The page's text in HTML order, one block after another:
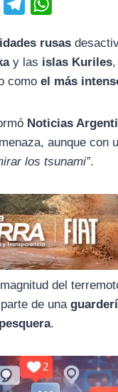
l
e
g
a
t
s
rusas
y las islas Kuriles
comoel más
Noticias
aunque con
los tsunami”.
del
de una
.